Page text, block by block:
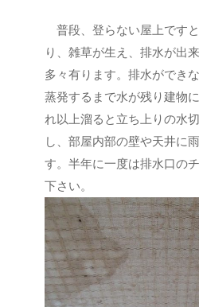
普段、登らない屋上です
り、雑草が生え、排水が出
多々有ります。排水ができ
蒸発するまで水が残り建物
れ以上溜ると立ち上りの水
し、部屋内部の壁や天井に
す。半年に一度は排水口の
下さい。